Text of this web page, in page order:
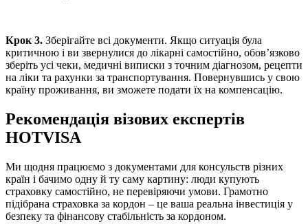
Крок 3. Зберігайте всі документи. Якщо ситуація була
критичною і ви звернулися до лікарні самостійно, обов’язково
зберіть усі чеки, медичні виписки з точним діагнозом, рецепти
на ліки та рахунки за транспортування. Повернувшись у свою
країну проживання, ви зможете подати їх на компенсацію.
Рекомендація візових експертів
HOTVISA
Ми щодня працюємо з документами для консульств різних
країн і бачимо одну й ту саму картину: люди купують
страховку самостійно, не перевіряючи умови. Грамотно
підібрана страховка за кордон – це ваша реальна інвестиція у
безпеку та фінансову стабільність за кордоном.